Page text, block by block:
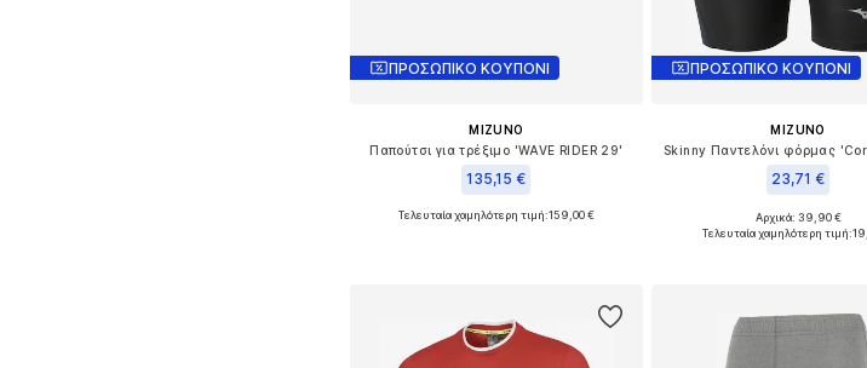
ΠΡΟΣΩΠΙΚΟ ΚΟΥΠΟΝΙ
MIZUNO
Παπούτσι για τρέξιμο 'WAVE RIDER 29'
135,15 €
Διαθέσιμα μεγέθη: 38,5, 40-40,5, 41
Τελευταία χαμηλότερη τιμή:159,00 €
ΠΡΟΣΩΠΙΚΟ ΚΟΥΠΟΝΙ
MIZUNO
Skinny Παντελόνι φόρμας
23,71 €
Διαθέσιμα μεγέθη: XS, M
Αρχικά: 39,90 €
Τελευταία χαμηλότερη τιμή: